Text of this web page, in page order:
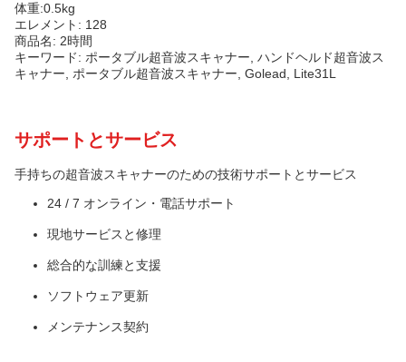
体重:0.5kg
エレメント: 128
商品名: 2時間
キーワード: ポータブル超音波スキャナー, ハンドヘルド超音波ス
キャナー, ポータブル超音波スキャナー, Golead, Lite31L
サポートとサービス
手持ちの超音波スキャナーのための技術サポートとサービス
24 / 7 オンライン・電話サポート
現地サービスと修理
総合的な訓練と支援
ソフトウェア更新
メンテナンス契約